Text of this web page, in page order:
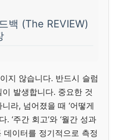
백 (The REVIEW)
지 않습니다. 반드시 슬럼
발생합니다. 중요한 것
라, 넘어졌을 때 ‘어떻게
. ‘주간 회고’와 ‘월간 성과
데이터를 정기적으로 측정